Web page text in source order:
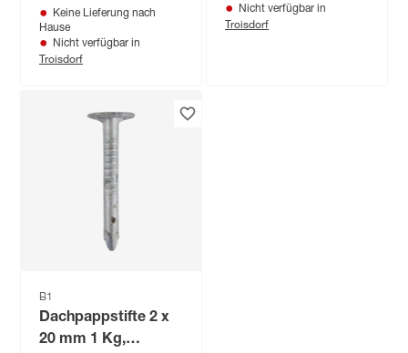
Keine Lieferung nach
Hause
Nicht verfügbar in
Troisdorf
Nicht verfügbar in
Troisdorf
B1
Dachpappstifte 2 x
20 mm 1 Kg,